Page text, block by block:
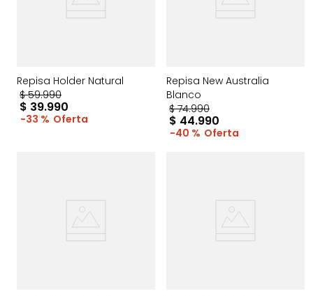
Repisa Holder Natural
$ 59.990
$ 39.990
33 %
Repisa New Australia
Blanco
$ 74.990
$ 44.990
40 %